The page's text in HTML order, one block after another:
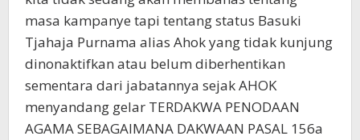
masa kampanye tapi tentang status Basuki
Tjahaja Purnama alias Ahok yang tidak kunjung
dinonaktifkan atau belum diberhentikan
sementara dari jabatannya sejak AHOK
menyandang gelar TERDAKWA PENODAAN
AGAMA SEBAGAIMANA DAKWAAN PASAL 156a